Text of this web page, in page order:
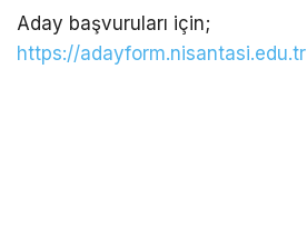
Aday başvuruları için;
https://adayform.nisantasi.edu.tr